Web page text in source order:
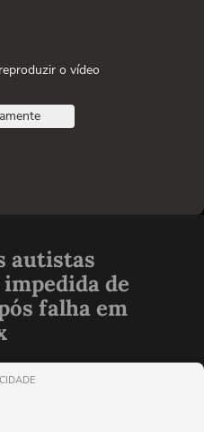
o vídeo
autistas
de
falha em